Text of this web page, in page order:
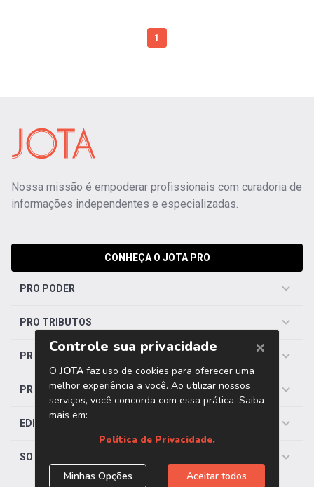
1
Nossa missão é empoderar profissionais com curadoria de
informações independentes e especializadas.
CONHEÇA O JOTA PRO
PRO PODER
PRO TRIBUTOS
PRO TRABALHISTA
PRO SAÚDE
EDITORIAS
SOBRE O JOTA